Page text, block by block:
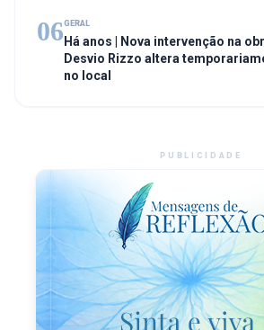
06GERAL
Há anos | Nova intervenção na
Desvio Rizzo altera
no local
PUBLICIDADE